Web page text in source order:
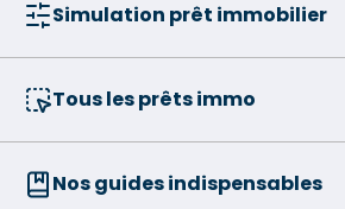
Simulation prêt immobilier
Tous les prêts immo
Nos guides indispensables